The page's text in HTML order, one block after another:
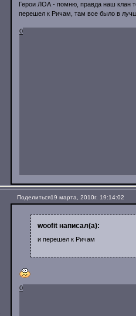
Герои ЛОА - помню, правда наш клан
перешел к Ричам, там все было в
0
Поделиться19 марта, 2010г. 19:14:02
woofit написал(а):
и перешел к Ричам
0